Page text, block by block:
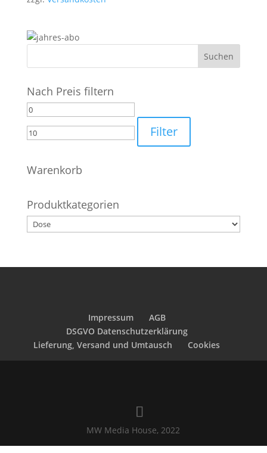
Nach Preis filtern
Min.
Filter
Warenkorb
Produktkategorien
Impressum
AGB
DSGVO Datenschutzerklärung
Lieferung, Versand und Umtausch
Cookies
MW Media House, 2022